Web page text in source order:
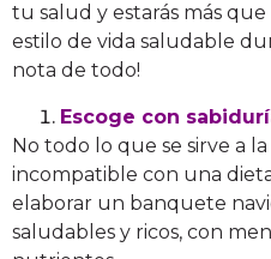
tu salud y estarás más
estilo de vida saludable
nota de todo!
Escoge con
No todo lo que se sirve a
incompatible con una
elaborar un banquete
saludables y ricos, con